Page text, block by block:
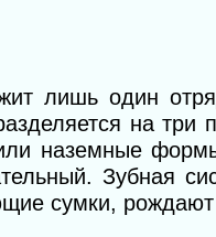
лишь один
на
наземные
Зубная
сумки,